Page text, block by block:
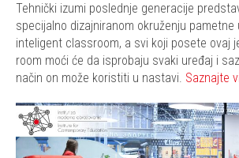
Tehnički izumi poslednje generacije
specijalno dizajniranom okruženju pametne
inteligent classroom, a svi koji posete ovaj
room moći će da isprobaju svaki uređaj i
način on može koristiti u nastavi. Saznajte